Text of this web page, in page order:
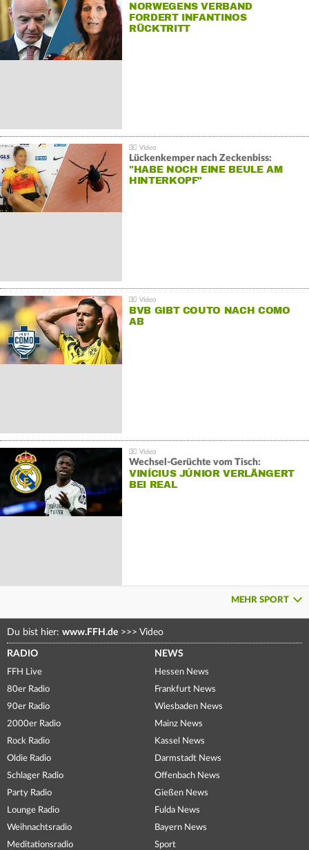
NORWEGENS VERBAND
FORDERT INFANTINOS
RÜCKTRITT
Lückenkemper nach Zeckenbiss:
"HABE NOCH EINE BEULE AM
HINTERKOPF"
BVB GIBT COUTO NACH COMO
AB
Wechsel-Gerüchte vom Tisch:
VINÍCIUS JÚNIOR VERLÄNGERT
BEI REAL
MEHR SPORT
Du bist hier: www.FFH.de >>> Video
RADIO
FFH Live
80er Radio
90er Radio
2000er Radio
Rock Radio
Oldie Radio
Schlager Radio
Party Radio
Lounge Radio
Weihnachtsradio
Meditationsradio
NEWS
Hessen News
Frankfurt News
Wiesbaden News
Mainz News
Kassel News
Darmstadt News
Offenbach News
Gießen News
Fulda News
Bayern News
Sport